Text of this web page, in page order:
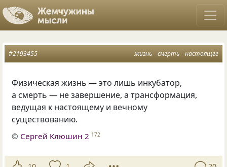
жизнь смерть настоящее
#2193455
Физическая жизнь — это лишь инкубатор,
а смерть — не завершение, а трансформация,
ведущая к настоящему и вечному
существованию.
© Сергей Клюшин 2 172